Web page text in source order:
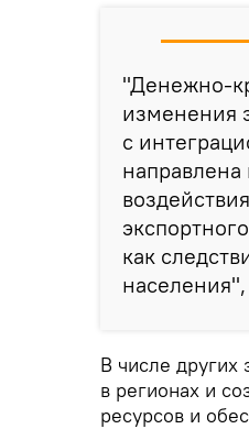
"Денежно-
изменения
с
как
населения",
В числе других
в регионах и
ресурсов и